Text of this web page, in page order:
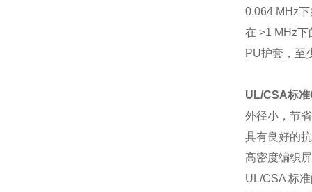
0.064 MHz
在 >1 MHz
PU护套，至
UL/CSA标
外径小，节
具有良好的
高密度编织
UL/CSA 标